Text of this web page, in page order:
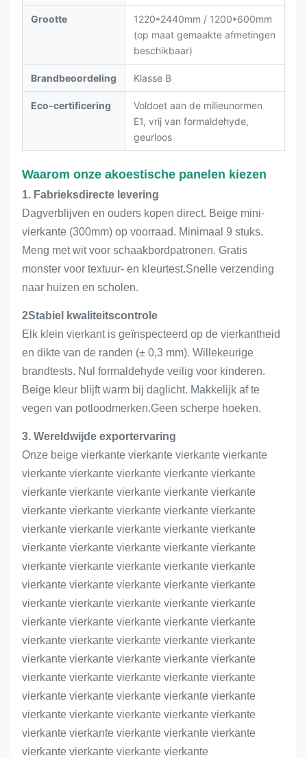
Grootte
1220*2440mm / 1200*600mm
(op maat gemaakte afmetingen
beschikbaar)
Brandbeoordeling Klasse B
Eco-certificering
Voldoet aan de milieunormen
E1, vrij van formaldehyde,
geurloos
Waarom onze akoestische panelen kiezen
1. Fabrieksdirecte levering
Dagverblijven en ouders kopen direct. Beige mini-
vierkante (300mm) op voorraad. Minimaal 9 stuks.
Meng met wit voor schaakbordpatronen. Gratis
monster voor textuur- en kleurtest.Snelle verzending
naar huizen en scholen.
2Stabiel kwaliteitscontrole
Elk klein vierkant is geïnspecteerd op de vierkantheid
en dikte van de randen (± 0,3 mm). Willekeurige
brandtests. Nul formaldehyde veilig voor kinderen.
Beige kleur blijft warm bij daglicht. Makkelijk af te
vegen van potloodmerken.Geen scherpe hoeken.
3. Wereldwijde exportervaring
Onze beige vierkante vierkante vierkante vierkante
vierkante vierkante vierkante vierkante vierkante
vierkante vierkante vierkante vierkante vierkante
vierkante vierkante vierkante vierkante vierkante
vierkante vierkante vierkante vierkante vierkante
vierkante vierkante vierkante vierkante vierkante
vierkante vierkante vierkante vierkante vierkante
vierkante vierkante vierkante vierkante vierkante
vierkante vierkante vierkante vierkante vierkante
vierkante vierkante vierkante vierkante vierkante
vierkante vierkante vierkante vierkante vierkante
vierkante vierkante vierkante vierkante vierkante
vierkante vierkante vierkante vierkante vierkante
vierkante vierkante vierkante vierkante vierkante
vierkante vierkante vierkante vierkante vierkante
vierkante vierkante vierkante vierkante vierkante
vierkante vierkante vierkante vierkante